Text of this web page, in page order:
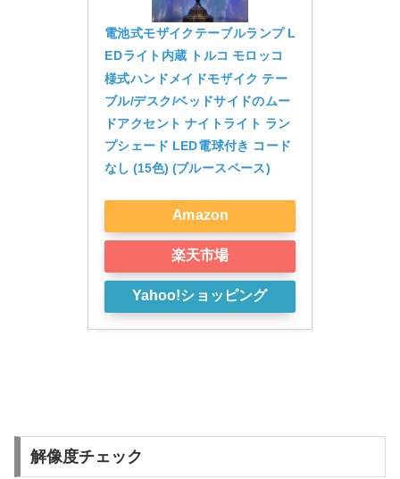
電池式モザイクテーブルランプ L
EDライト内蔵 トルコ モロッコ
様式ハンドメイドモザイク テー
ブル/デスク/ベッドサイドのムー
ドアクセント ナイトライト ラン
プシェード LED電球付き コード
なし (15色) (ブルースペース)
Amazon
楽天市場
Yahoo!ショッピング
解像度チェック